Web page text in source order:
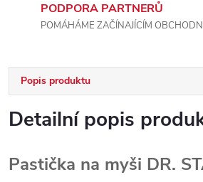
PODPORA PARTNERŮ
POMÁHÁME ZAČÍNAJÍCÍM
Popis produktu
Detailní popis
Pastička na myši DR.